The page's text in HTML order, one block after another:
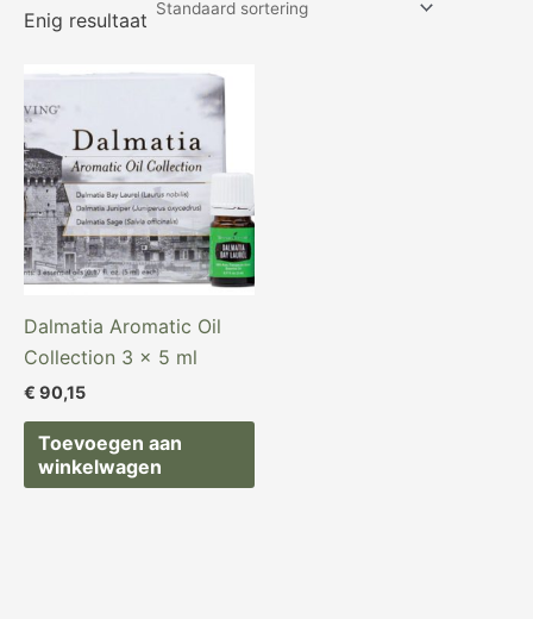
Enig resultaat
Dalmatia Aromatic Oil
Collection 3 x 5 ml
€ 90,15
Toevoegen aan
winkelwagen